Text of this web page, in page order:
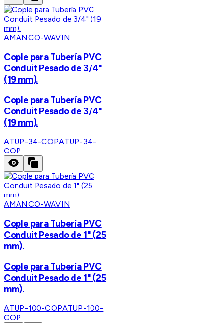
AMANCO-WAVIN
Cople para Tubería PVC
Conduit Pesado de 3/4"
(19 mm).
Cople para Tubería PVC
Conduit Pesado de 3/4"
(19 mm).
ATUP-34-COPATUP-34-
COP
AMANCO-WAVIN
Cople para Tubería PVC
Conduit Pesado de 1" (25
mm).
Cople para Tubería PVC
Conduit Pesado de 1" (25
mm).
ATUP-100-COPATUP-100-
COP